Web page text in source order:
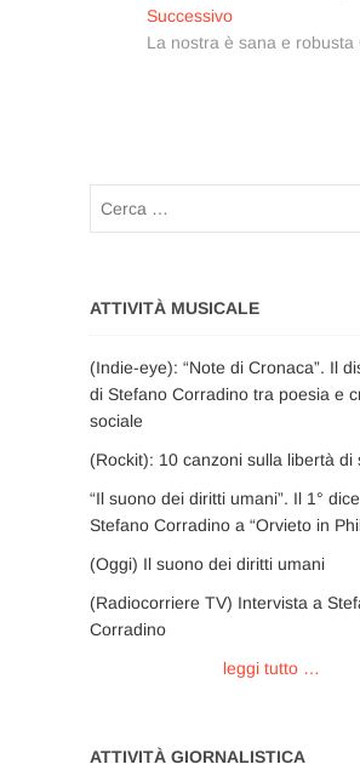
SuccessivoArticolo
successivo:
La nostra è sana e robusta
ATTIVITÀ MUSICALE
(Indie-eye): “Note di Cronaca”. Il
di Stefano Corradino tra poesia e
sociale
(Rockit): 10 canzoni sulla libertà di
“Il suono dei diritti umani”. Il 1°
Stefano Corradino a “Orvieto in
(Oggi) Il suono dei diritti umani
(Radiocorriere TV) Intervista a
Corradino
leggi tutto …
ATTIVITÀ GIORNALISTICA